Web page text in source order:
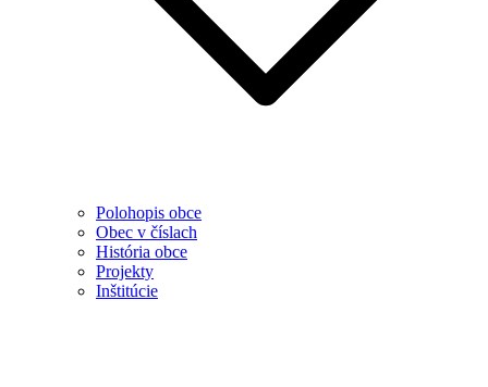
Polohopis obce
Obec v číslach
História obce
Projekty
Inštitúcie